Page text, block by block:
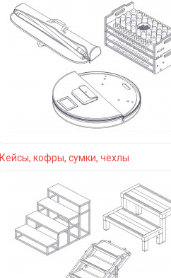
Кейсы, кофры, сумки, чехлы